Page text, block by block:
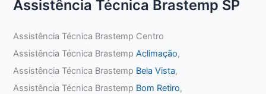
Assistência Técnica Brastemp SP
Assistência Técnica Brastemp Centro
Assistência Técnica BrastempAclimação,
Assistência Técnica Brastemp Bela Vista,
Assistência Técnica Brastemp Bom Retiro,